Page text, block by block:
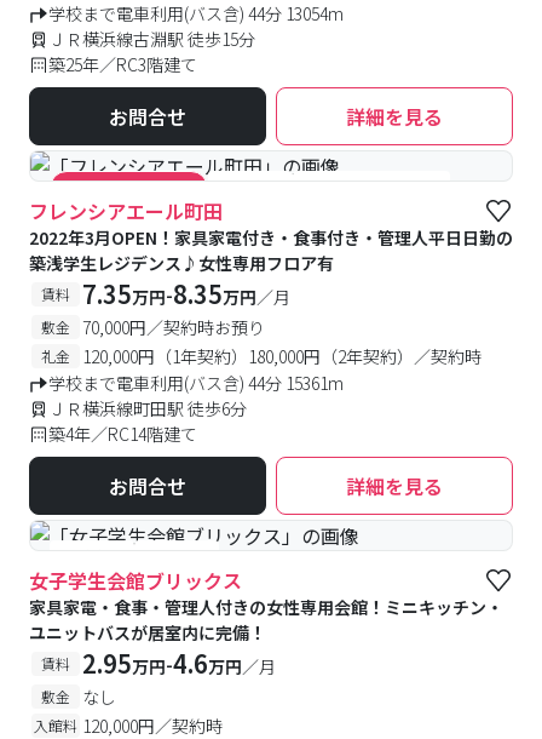
学校まで電車利用(バス含) 44分 13054m
ＪＲ横浜線古淵駅 徒歩15分
築25年／RC3階建て
お問合せ 詳細を見る
#キャンペーン実施中 #食事付き #女性専用フロアあり
フレンシアエール町田
2022年3月OPEN！家具家電付き・食事付き・管理人平日日勤の
築浅学生レジデンス♪女性専用フロア有
賃料 7.35万円-8.35万円／月
敷金 70,000円／契約時お預り
礼金
120,000円（1年契約）180,000円（2年契約）／契約時
学校まで電車利用(バス含) 44分 15361m
ＪＲ横浜線町田駅 徒歩6分
築4年／RC14階建て
お問合せ 詳細を見る
#食事付き #女性専用
女子学生会館ブリックス
家具家電・食事・管理人付きの女性専用会館！ミニキッチン・
ユニットバスが居室内に完備！
賃料 2.95万円-4.6万円／月
敷金 なし
入館料 120,000円／契約時